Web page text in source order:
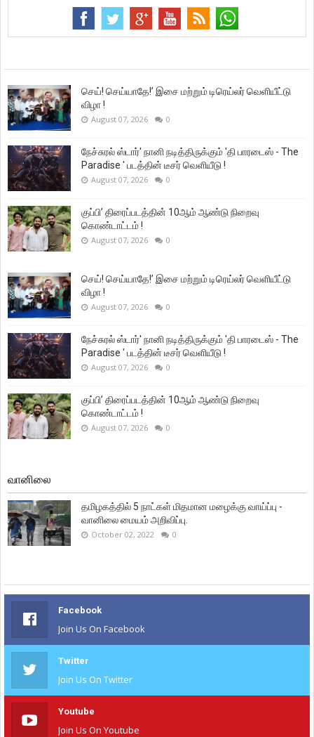
செய்! செய்யாதே!’ இசை மற்றும் டிரெய்லர் வெளியீட்டு
விழா !
August 07, 2026 0
நேச்சுரல் ஸ்டார்' நானி நடித்திருக்கும் 'தி பாரடைஸ் - The
Paradise ' படத்தின் டீசர் வெளியீடு !
August 07, 2026 0
குப்பி’ திரைப்படத்தின் 10ஆம் ஆண்டு நிறைவு
கொண்டாட்டம் !
August 07, 2026 0
செய்! செய்யாதே!’ இசை மற்றும் டிரெய்லர் வெளியீட்டு
விழா !
August 07, 2026 0
நேச்சுரல் ஸ்டார்' நானி நடித்திருக்கும் 'தி பாரடைஸ் - The
Paradise ' படத்தின் டீசர் வெளியீடு !
August 07, 2026 0
குப்பி’ திரைப்படத்தின் 10ஆம் ஆண்டு நிறைவு
கொண்டாட்டம் !
August 07, 2026 0
வானிலை
தமிழகத்தில் 5 நாட்கள் மிதமான மழைக்கு வாய்ப்பு -
வானிலை மையம் அறிவிப்பு.
October 02, 2022 0
Facebook
Join Us On Facebook
Twitter
Join Us On Twitter
Youtube
Join Us On Youtube